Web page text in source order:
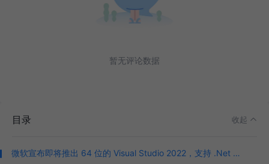
暂无评论数据
目录 收起
微软宣布即将推出 64 位的 Visual Studio 2022，支持 .Net 6、 C++ 20